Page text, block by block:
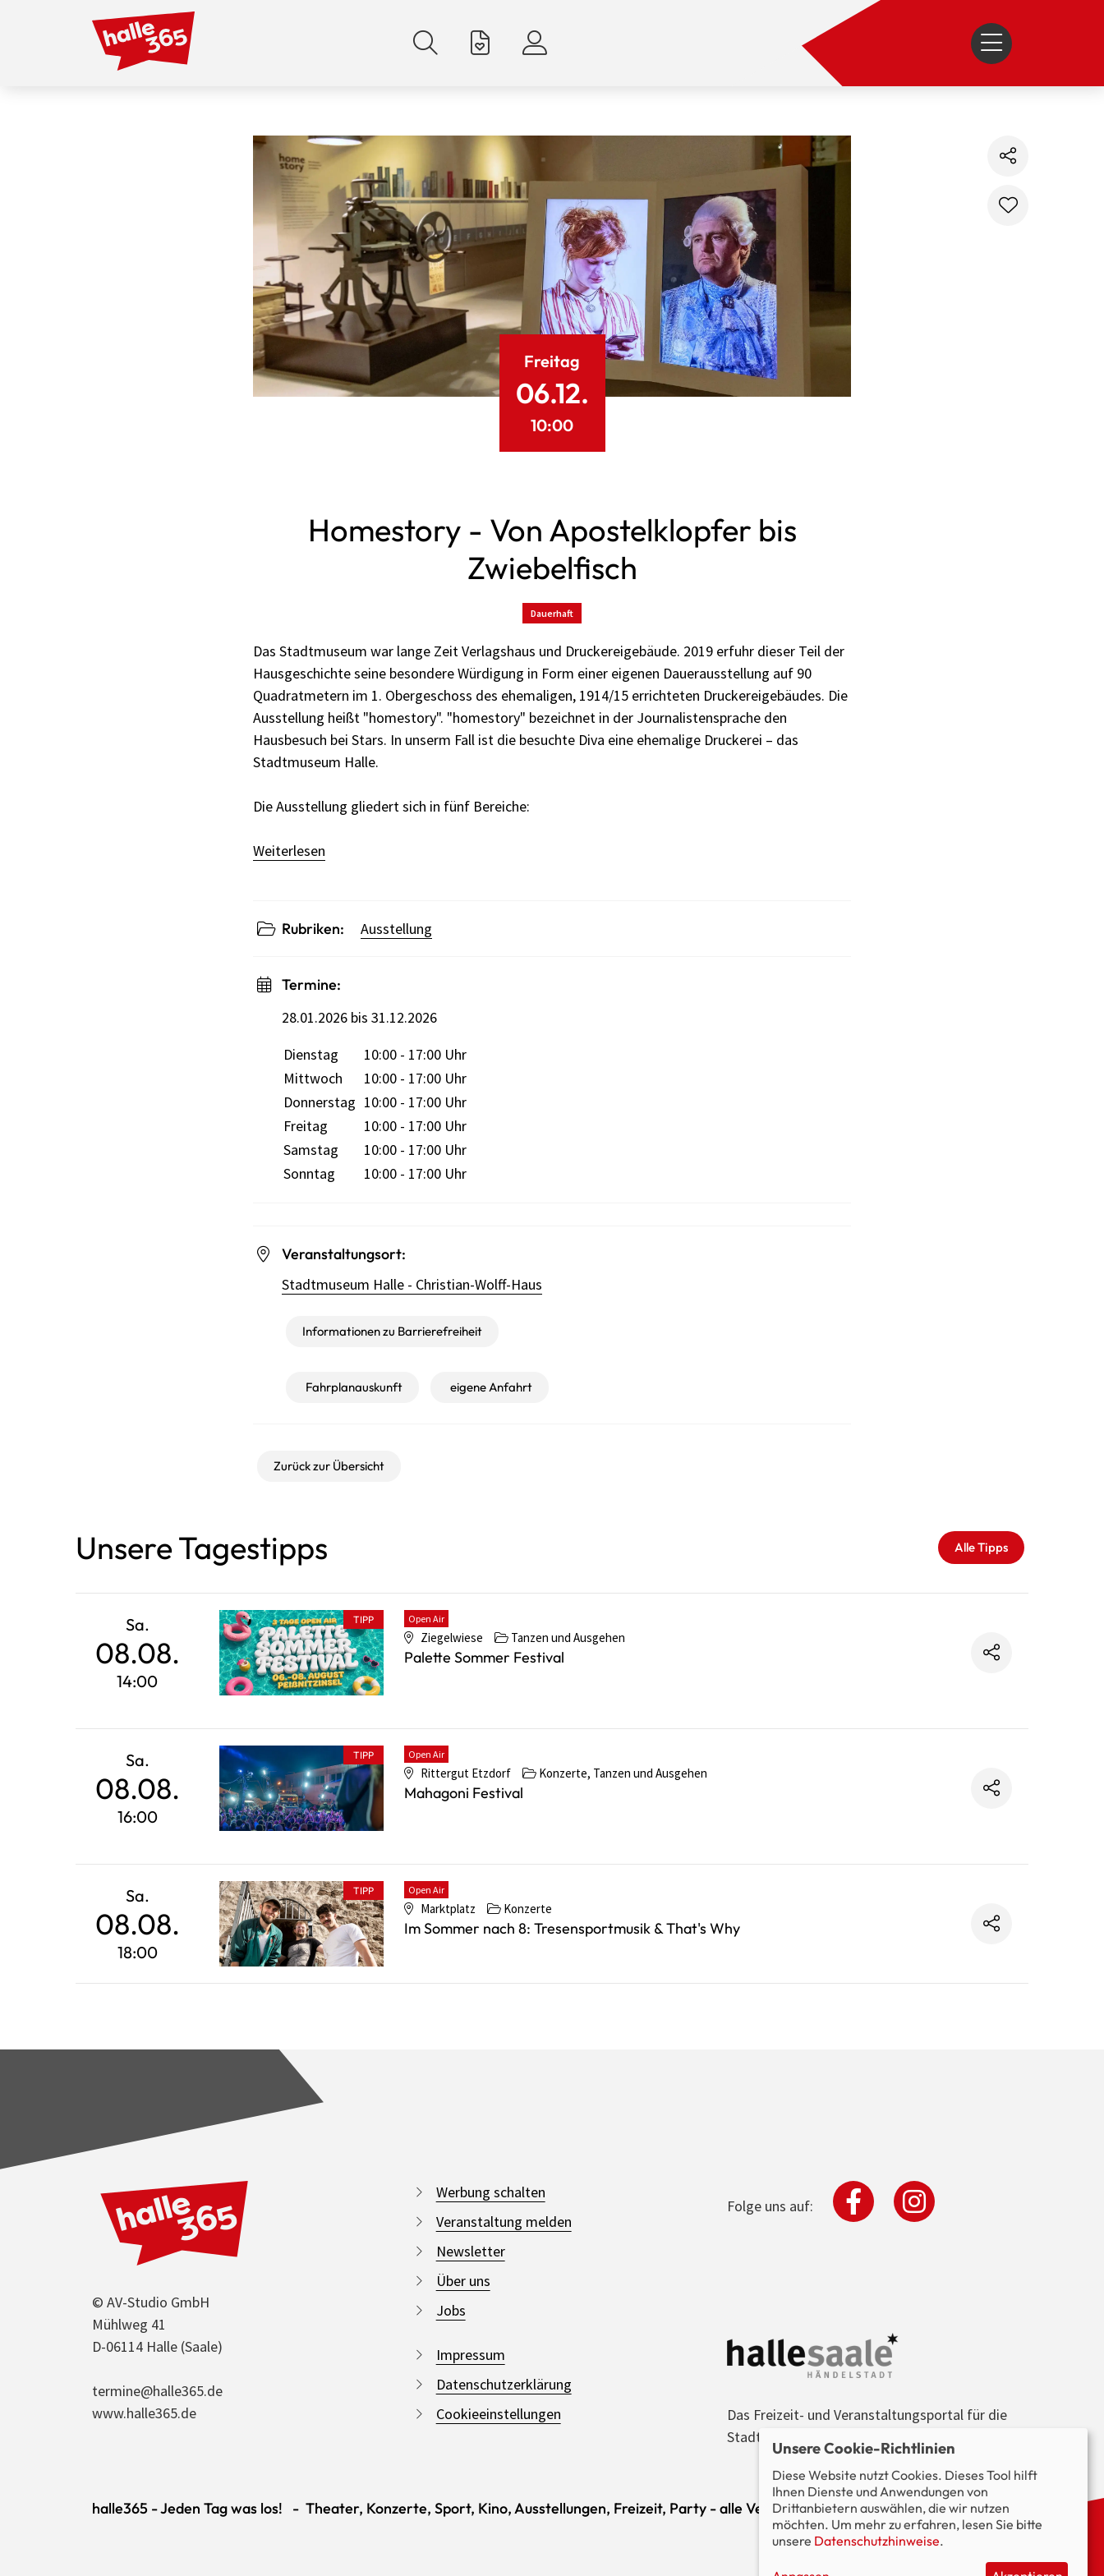
Freitag
06.12.
10:00
Homestory - Von Apostelklopfer bis
Zwiebelfisch
Dauerhaft
Das Stadtmuseum war lange Zeit Verlagshaus und Druckereigebäude. 2019 erfuhr dieser Teil der
Hausgeschichte seine besondere Würdigung in Form einer eigenen Dauerausstellung auf 90
Quadratmetern im 1. Obergeschoss des ehemaligen, 1914/15 errichteten Druckereigebäudes. Die
Ausstellung heißt "homestory". "homestory" bezeichnet in der Journalistensprache den
Hausbesuch bei Stars. In unserm Fall ist die besuchte Diva eine ehemalige Druckerei – das
Stadtmuseum Halle.
Die Ausstellung gliedert sich in fünf Bereiche:
Weiterlesen
Rubriken: Ausstellung
Termine:
28.01.2026 bis 31.12.2026
Wochentag
Öffnungszeiten
Dienstag
10:00 - 17:00 Uhr
Mittwoch
10:00 - 17:00 Uhr
Donnerstag 10:00 - 17:00 Uhr
Freitag
10:00 - 17:00 Uhr
Samstag
10:00 - 17:00 Uhr
Sonntag
10:00 - 17:00 Uhr
Veranstaltungsort:
Stadtmuseum Halle - Christian-Wolff-Haus
Informationen zu Barrierefreiheit
Fahrplanauskunft eigene Anfahrt
Zurück zur Übersicht
Unsere Tagestipps Alle Tipps
Ziegelwiese Tanzen und Ausgehen
TIPP
Sa.
08.08.
14:00
Open Air
Palette Sommer Festival
Rittergut Etzdorf Konzerte, Tanzen und Ausgehen
TIPP
Sa.
08.08.
16:00
Open Air
Mahagoni Festival
Marktplatz Konzerte
TIPP
Sa.
08.08.
18:00
Open Air
Im Sommer nach 8: Tresensportmusik & That's Why
© AV-Studio GmbH
Mühlweg 41
D-06114 Halle (Saale)
termine@halle365.de
www.halle365.de
Werbung schalten
Veranstaltung melden
Newsletter
Über uns
Jobs
Impressum
Datenschutzerklärung
Cookieeinstellungen
Folge uns auf:
Das Freizeit- und Veranstaltungsportal für die
Stadt Halle (Saale) und die Region.
halle365 - Jeden Tag was los! - Theater, Konzerte, Sport, Kino, Ausstellungen, Freizeit, Party - alle Veranstaltungen im Blick.
Unsere Cookie-Richtlinien
Diese Website nutzt Cookies. Dieses Tool hilft
Ihnen Dienste und Anwendungen von
Drittanbietern auswählen, die wir nutzen
möchten. Um mehr zu erfahren, lesen Sie bitte
unsere Datenschutzhinweise.